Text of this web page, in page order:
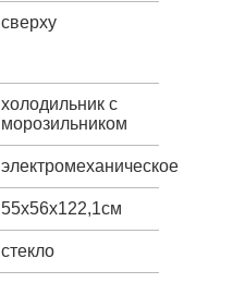
сверху
холодильник с
морозильником
электромеханическое
55х56х122,1см
стекло